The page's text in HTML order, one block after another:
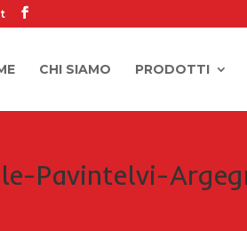
CHI SIAMO PRODOTTI
Pavintelvi-